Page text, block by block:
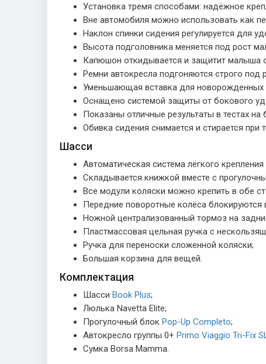
Установка тремя способами: надёжное
Вне автомобиля можно использовать как
Наклон спинки сидения регулируется для
Высота подголовника меняется под рост
Капюшон откидывается и защитит малыша
Ремни автокресла подгоняются строго под
Уменьшающая вставка для новорожденных
Оснащено системой защиты от бокового
Показаны отличные результаты в тестах на
Обивка сидения снимается и стирается при
Шасси
Автоматическая система лёгкого
Складывается книжкой вместе с
Все модули коляски можно крепить в обе
Передние поворотные колёса блокируются
Ножной централизованный тормоз на
Пластмассовая цельная ручка с
Ручка для переноски сложенной коляски;
Большая корзина для вещей.
Комплектация
Шасси Book Plus;
Люлька Navetta Elite;
Прогулочный блок Pop-Up Completo;
Автокресло группы 0+ Primo Viaggio Tri-Fix SL
Сумка Borsa Mamma.